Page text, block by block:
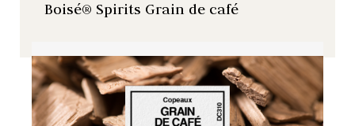
Boisé® Spirits Grain de café